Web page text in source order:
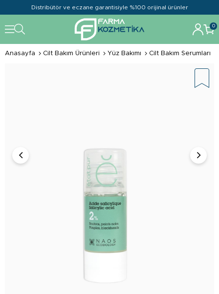
Distribütör ve eczane garantisiyle %100 orijinal ürünler
0
Anasayfa Cilt Bakım Ürünleri Yüz Bakımı Cilt Bakım Serumları